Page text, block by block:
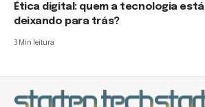
Ética digital: quem a tecnologia está
deixando para trás?
3 Min leitura